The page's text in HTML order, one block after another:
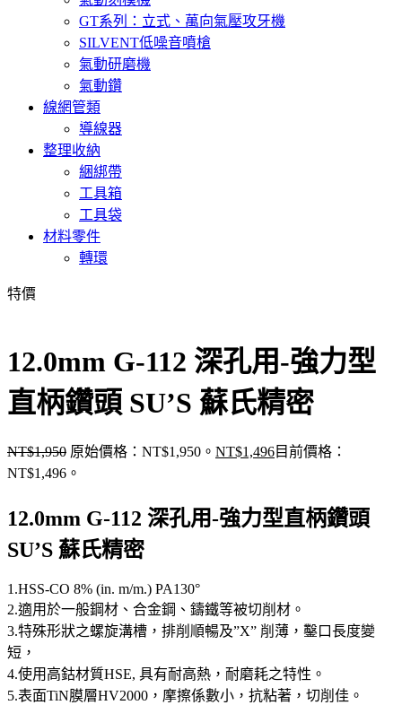
GT系列：立式、萬向氣壓攻牙機
SILVENT低噪音噴槍
氣動研磨機
氣動鑽
線網管類
導線器
整理收納
綑綁帶
工具箱
工具袋
材料零件
轉環
特價
12.0mm G-112 深孔用-強力型
直柄鑽頭 SU’S 蘇氏精密
NT$1,950 原始價格：NT$1,950。 NT$1,496目前價格：
NT$1,496。
12.0mm G-112 深孔用-強力型直柄鑽頭
SU’S 蘇氏精密
1.HSS-CO 8% (in. m/m.) PA130°
2.適用於一般鋼材、合金鋼、鑄鐵等被切削材。
3.特殊形狀之螺旋溝槽，排削順暢及”X” 削薄，鑿口長度變
短，
4.使用高鈷材質HSE, 具有耐高熱，耐磨耗之特性。
5.表面TiN膜層HV2000，摩擦係數小，抗粘著，切削佳。